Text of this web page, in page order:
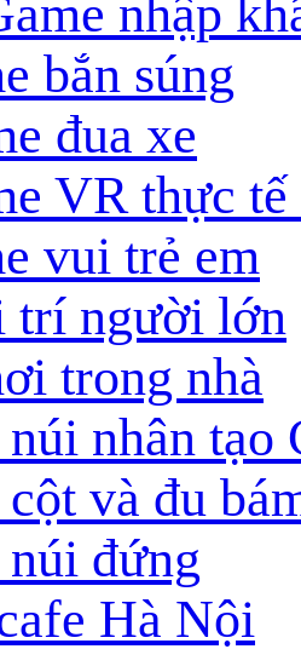
nhập
bắn súng
đua xe
VR thực tế
vui trẻ em
trí người lớn
trong nhà
nhân
và đu
đứng
Hà Nội